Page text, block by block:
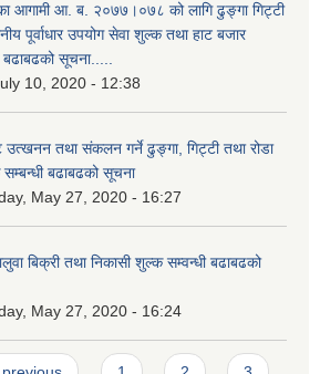
आगामी आ. ब. २०७७।०७८ को लागि ढुङ्गा गिट्टी
पूर्वाधार उपयोग सेवा शुल्क तथा हाट बजार
बढाबढको सूचना.....
10, 2020 - 12:38
उत्खनन तथा संकलन गर्ने ढुङ्गा, गिट्टी तथा रोडा
बढाबढको सूचना
May 27, 2020 - 16:27
बिक्री तथा निकासी शुल्क सम्वन्धी बढाबढको
May 27, 2020 - 16:24